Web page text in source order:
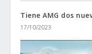
Tiene AMG dos
17/10/2023